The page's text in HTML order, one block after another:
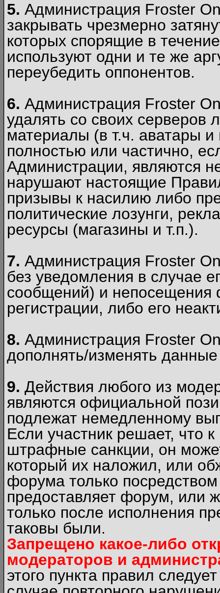
5. Администрация Froster
закрывать чрезмерно
которых спорящие в
используют одни и те же
переубедить оппонентов.
6. Администрация Froster
удалять со своих
материалы (в т.ч. аватары и
полностью или частично,
Администрации, являются
нарушают настоящие
призывы к насилию либо
политические лозунги,
ресурсы (магазины и т.п.).
7. Администрация Froster
без уведомления в случае
сообщений) и непосещения
регистрации, либо его
8. Администрация Froster
дополнять/изменять
9. Действия любого из
являются официальной
подлежат немедленному
Если участник решает, что
штрафные санкции, он
который их наложил, или
форума только
предоставляет форум, или
только после исполнения
таковы были.
Запрещено какое-либо
модераторов и
этого пункта правил